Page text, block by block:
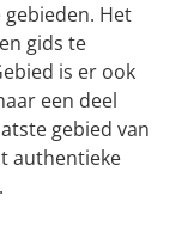
Het
gids te
is er ook
een deel
gebied van
authentieke